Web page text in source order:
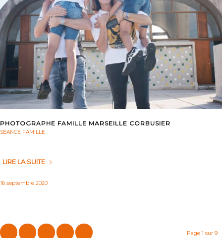
PHOTOGRAPHE FAMILLE MARSEILLE CORBUSIER
SÉANCE FAMILLE
LIRE LA SUITE
16 septembre 2020
Page 1 sur 9